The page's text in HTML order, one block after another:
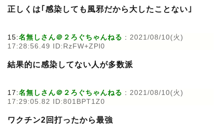
正しくは｢感染しても風邪だから大したことない｣
15:名無しさん＠２ろぐちゃんねる : 2021/08/10(火)
17:28:56.49 ID:RzFW+ZPl0
結果的に感染してない人が多数派
17:名無しさん＠２ろぐちゃんねる : 2021/08/10(火)
17:29:05.82 ID:801BPT1Z0
ワクチン2回打ったから最強